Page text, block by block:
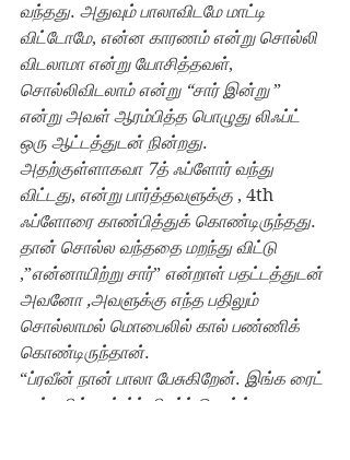
வந்தது. அதுவும் பாலாவிடமே மாட்டி
விட்டோமே, என்ன காரணம் என்று சொல்லி
விடலாமா என்று யோசித்தவள்,
சொல்லிவிடலாம் என்று “சார் இன்று ”
என்று அவள் ஆரம்பித்த பொழுது லிஃப்ட்
ஒரு ஆட்டத்துடன் நின்றது.
அதற்குள்ளாகவா 7த் ஃப்ளோர் வந்து
விட்டது, என்று பார்த்தவளுக்கு , 4th
ஃப்ளோரை காண்பித்துக் கொண்டிருந்தது.
தான் சொல்ல வந்ததை மறந்து விட்டு
,”என்னாயிற்று சார்” என்றாள் பதட்டத்துடன்
அவனோ ,அவளுக்கு எந்த பதிலும்
சொல்லாமல் மொபைலில் கால் பண்ணிக்
கொண்டிருந்தான்.
“ப்ரவீன் நான் பாலா பேசுகிறேன். இங்க ரைட்
கார்னரில் ஃபர்ஸ்ட் லிஃப்ட் வொர்க்